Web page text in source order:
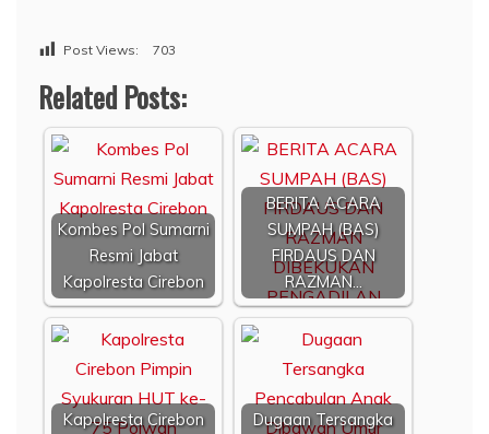
Post Views: 703
Related Posts:
Kombes Pol Sumarni
Resmi Jabat
Kapolresta Cirebon
BERITA ACARA
SUMPAH (BAS)
FIRDAUS DAN
RAZMAN…
Kapolresta Cirebon
Dugaan Tersangka